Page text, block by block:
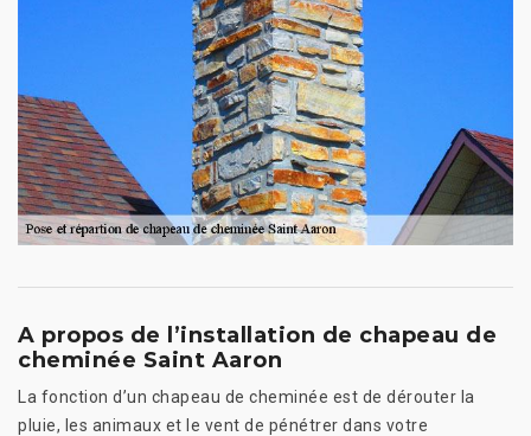
A propos de l’installation de chapeau de
cheminée Saint Aaron
La fonction d’un chapeau de cheminée est de dérouter la
pluie, les animaux et le vent de pénétrer dans votre